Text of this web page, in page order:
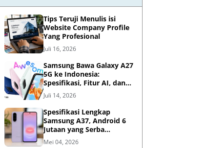
Tips Teruji Menulis isi
Website Company Profile
Yang Profesional
Juli 16, 2026
Samsung Bawa Galaxy A27
5G ke Indonesia:
Spesifikasi, Fitur AI, dan
Harga Resmi
Juli 14, 2026
Spesifikasi Lengkap
Samsung A37, Android 6
Jutaan yang Serba
Lengkap
Mei 04, 2026